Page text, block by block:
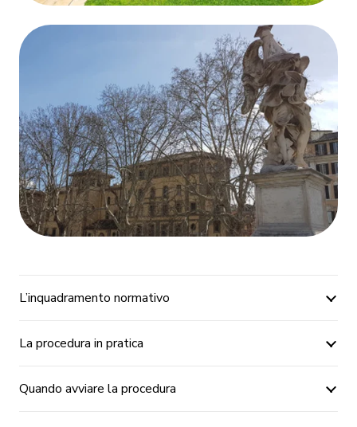
L’inquadramento normativo
La procedura in pratica
Quando avviare la procedura